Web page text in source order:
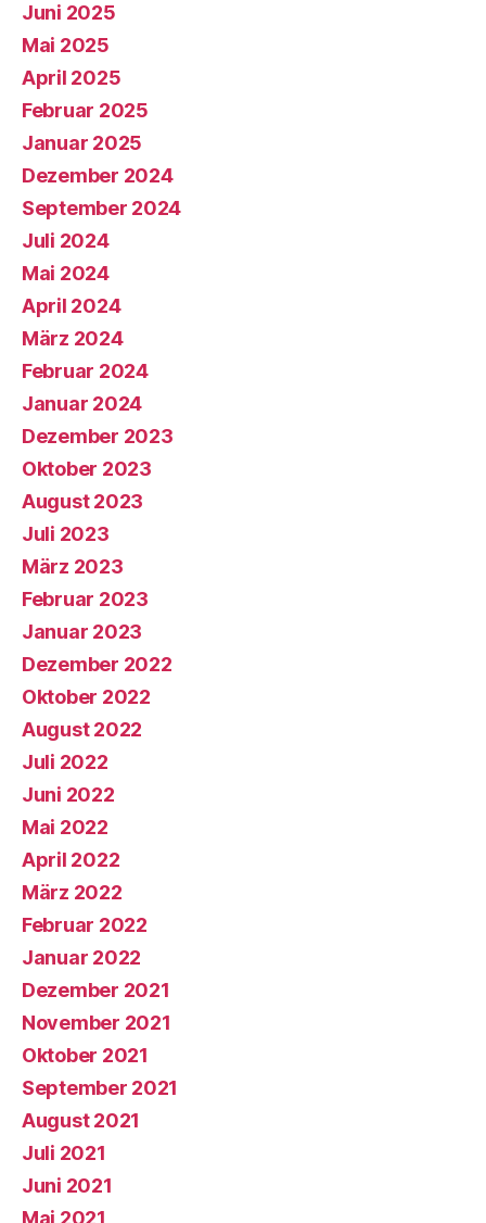
Juni 2025
Mai 2025
April 2025
Februar 2025
Januar 2025
Dezember 2024
September 2024
Juli 2024
Mai 2024
April 2024
März 2024
Februar 2024
Januar 2024
Dezember 2023
Oktober 2023
August 2023
Juli 2023
März 2023
Februar 2023
Januar 2023
Dezember 2022
Oktober 2022
August 2022
Juli 2022
Juni 2022
Mai 2022
April 2022
März 2022
Februar 2022
Januar 2022
Dezember 2021
November 2021
Oktober 2021
September 2021
August 2021
Juli 2021
Juni 2021
Mai 2021